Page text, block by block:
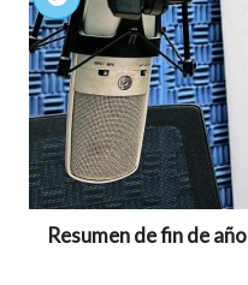
Resumen de fin de año